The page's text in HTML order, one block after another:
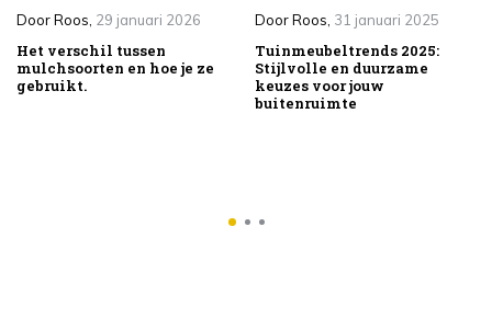
DoorRoos, 29 januari 2026
Het verschil tussen
mulchsoorten en hoe je ze
gebruikt.
DoorRoos, 31 januari 2025
Tuinmeubeltrends 2025:
Stijlvolle en duurzame
keuzes voor jouw
buitenruimte